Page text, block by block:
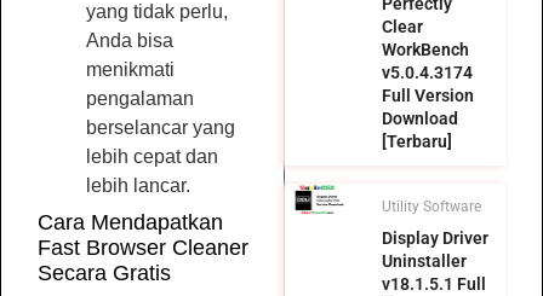
yang tidak perlu,
Anda bisa
menikmati
pengalaman
berselancar yang
lebih cepat dan
lebih lancar.
Cara Mendapatkan
Fast Browser Cleaner
Secara Gratis
Perfectly
Clear
WorkBench
v5.0.4.3174
Full Version
Download
[Terbaru]
Utility Software
Display Driver
Uninstaller
v18.1.5.1 Full